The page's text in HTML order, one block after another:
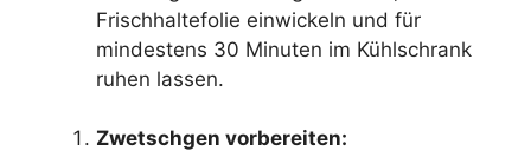
Frischhaltefolie einwickeln und für
mindestens 30 Minuten im Kühlschrank
ruhen lassen.
Zwetschgen vorbereiten: